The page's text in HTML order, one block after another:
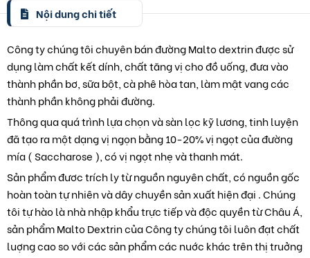
Nội dung chi tiết
Công ty chúng tôi chuyên bán đường Malto dextrin được sử
dụng làm chất kết dính, chất tăng vị cho đồ uống, đưa vào
thành phần bơ, sữa bột, cà phê hòa tan, làm mật vang các
thành phần không phải đường.
Thông qua quá trình lựa chọn và sàn lọc kỹ lương, tinh luyện
đã tạo ra một dạng vị ngọn bằng 10-20% vị ngọt của đường
mía ( Saccharose ), có vị ngọt nhẹ và thanh mát.
Sản phẩm đươc trích ly từ nguồn nguyên chất, có nguồn gốc
hoàn toàn tự nhiên và dây chuyền sản xuất hiện đại . Chúng
tôi tự hào là nhà nhập khẩu trực tiếp và độc quyền từ Châu Á,
sản phẩm Malto Dextrin của Công ty chúng tôi luôn đạt chất
luợng cao so với các sản phẩm các nuớc khác trên thị truởng